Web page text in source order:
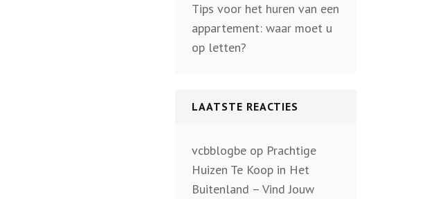
Tips voor het huren van een
appartement: waar moet u
op letten?
LAATSTE REACTIES
vcbblogbeop Prachtige
Huizen Te Koop in Het
Buitenland – Vind Jouw